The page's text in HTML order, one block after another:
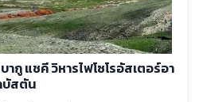
กู แชคี วิหารไฟโซโรอัสเตอร์อา
บัสตัน